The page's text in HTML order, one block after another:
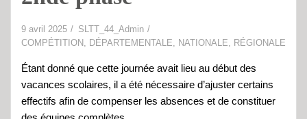
9 avril 2025
SLTT_44_Admin
COMPÉTITION DÉPARTEMENTALE NATIONALE RÉGIONALE
Étant donné que cette journée avait lieu au début des
vacances scolaires, il a été nécessaire d’ajuster certains
effectifs afin de compenser les absences et de constituer